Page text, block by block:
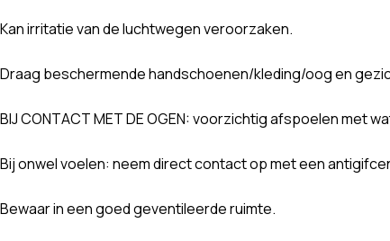
Kan irritatie van de luchtwegen veroorzaken.
Draag beschermende handschoenen/kleding/oog en
BIJ CONTACT MET DE OGEN: voorzichtig afspoelen met
Bij onwel voelen: neem direct contact op met een
Bewaar in een goed geventileerde ruimte.